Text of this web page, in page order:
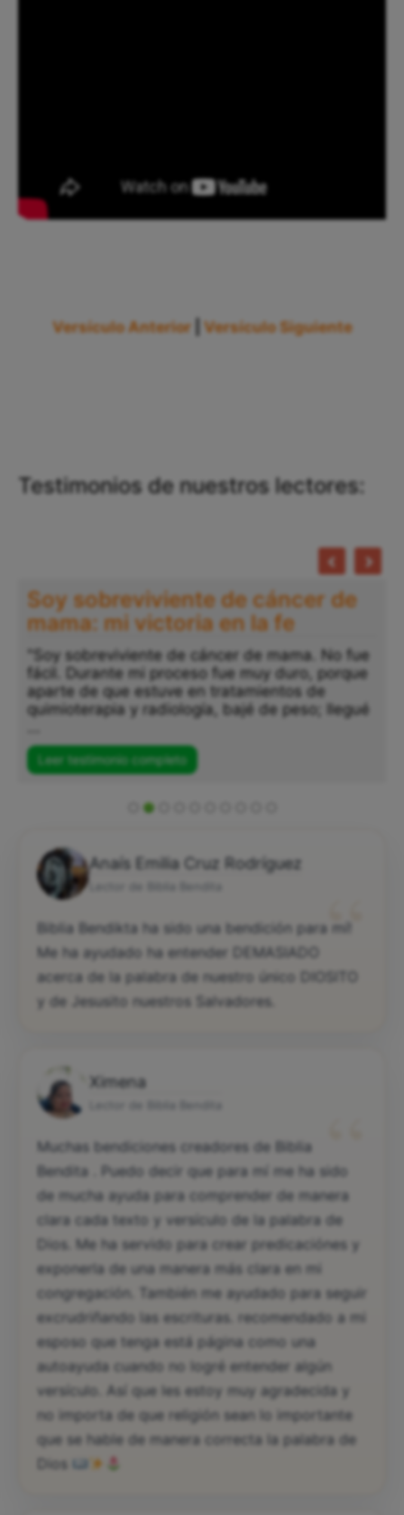
Versículo Anterior Versículo Siguiente
Testimonios de nuestros lectores:
Soy sobreviviente de cáncer de
mama: mi victoria en la fe
"Soy sobreviviente de cáncer de mama. No fue
fácil. Durante mi proceso fue muy duro, porque
aparte de que estuve en tratamientos de
quimioterapia y radiología, bajé de peso; llegué
Leer testimonio completo
Anaís Emilia Cruz Rodríguez
“
Biblia Bendikta ha sido una bendición para mí!
Me ha ayudado ha entender DEMASIADO
acerca de la palabra de nuestro único DIOSITO
y de Jesusito nuestros Salvadores.
Ximena
“
Muchas bendiciones creadores de Biblia
Bendita . Puedo decir que para mí me ha sido
de mucha ayuda para comprender de manera
clara cada texto y versículo de la palabra de
Dios. Me ha servido para crear predicaciónes y
exponerla de una manera más clara en mi
congregación. También me ayudado para seguir
excrudriñando las escrituras. recomendado a mi
esposo que tenga está página como una
autoayuda cuando no logré entender algún
versículo. Así que les estoy muy agradecida y
no importa de que religión sean lo importante
que se hable de manera correcta la palabra de
Dios